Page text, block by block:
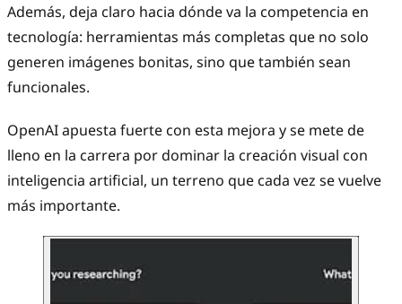
Además, deja claro hacia dónde va la competencia en
tecnología: herramientas más completas que no solo
generen imágenes bonitas, sino que también sean
funcionales.
OpenAI apuesta fuerte con esta mejora y se mete de
lleno en la carrera por dominar la creación visual con
inteligencia artificial, un terreno que cada vez se vuelve
más importante.